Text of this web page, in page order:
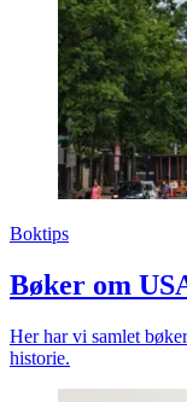
Boktips
Bøker om
Her har vi samlet
historie.